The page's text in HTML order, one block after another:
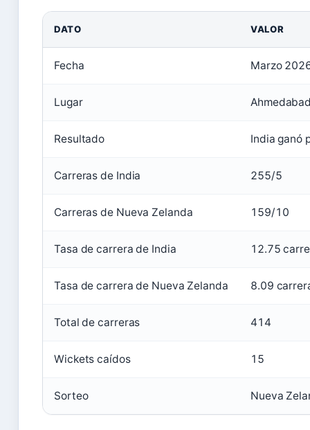
DATO VALOR
Fecha Marzo
Lugar
Resultado India ganó
Carreras de India 255/5
Carreras de Nueva Zelanda 159/10
Tasa de carrera de India 12.75
Tasa de carrera de Nueva Zelanda 8.09
Total de carreras 414
Wickets caídos 15
Sorteo Nueva